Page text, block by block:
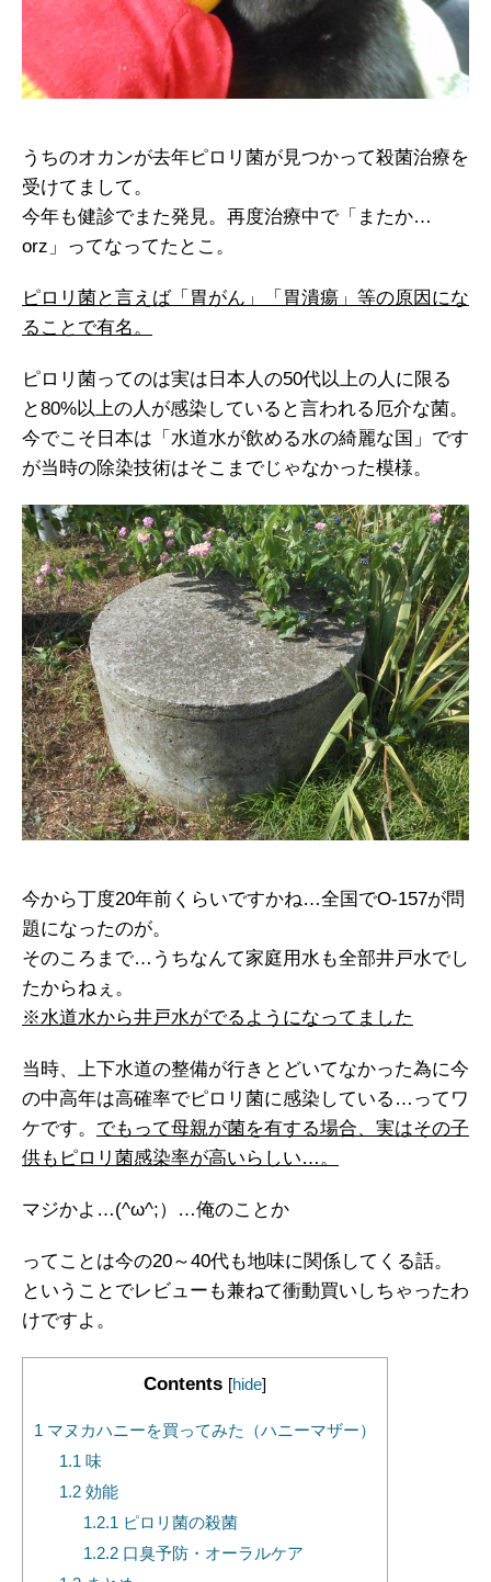
うちのオカンが去年ピロリ菌が見つかって殺菌治療を
受けてまして。
今年も健診でまた発見。再度治療中で「またか…
orz」ってなってたとこ。
ピロリ菌と言えば「胃がん」「胃潰瘍」等の原因にな
ることで有名。
ピロリ菌ってのは実は日本人の50代以上の人に限る
と80%以上の人が感染していると言われる厄介な菌。
今でこそ日本は「水道水が飲める水の綺麗な国」です
が当時の除染技術はそこまでじゃなかった模様。
今から丁度20年前くらいですかね…全国でO-157が問
題になったのが。
そのころまで…うちなんて家庭用水も全部井戸水でし
たからねぇ。
※水道水から井戸水がでるようになってました
当時、上下水道の整備が行きとどいてなかった為に今
の中高年は高確率でピロリ菌に感染している…ってワ
ケです。 でもって母親が菌を有する場合、実はその子
供もピロリ菌感染率が高いらしい…。
マジかよ…(^ω^;）…俺のことか
ってことは今の20～40代も地味に関係してくる話。
ということでレビューも兼ねて衝動買いしちゃったわ
けですよ。
Contents [hide]
1 マヌカハニーを買ってみた（ハニーマザー）
1.1 味
1.2効能
1.2.1 ピロリ菌の殺菌
1.2.2 口臭予防・オーラルケア